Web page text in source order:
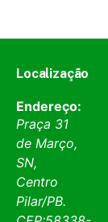
Localização
Endereço:
Praça 31
de Março,
SN,
Centro
Pilar/PB.